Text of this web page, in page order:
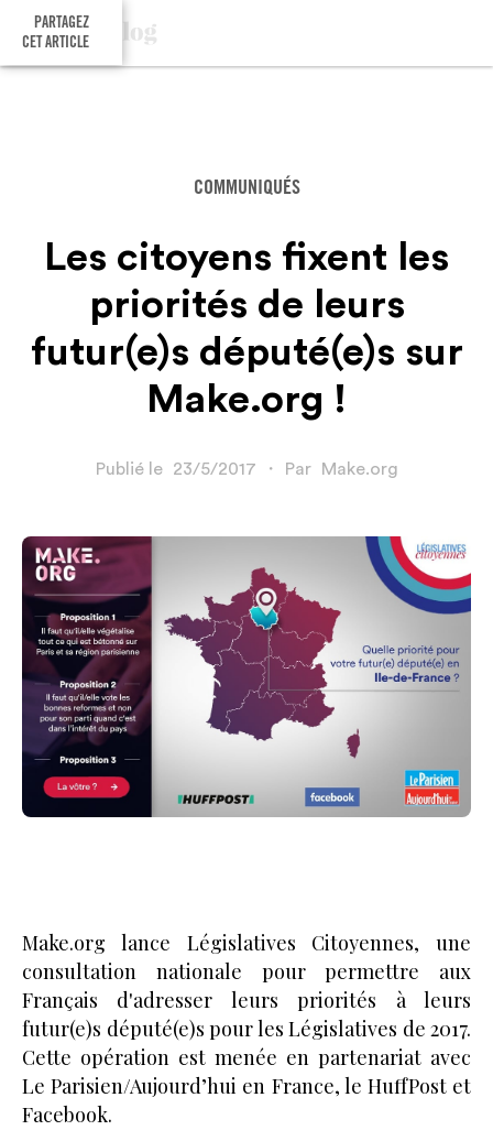
PARTAGEZ
CET ARTICLE
COMMUNIQUÉS
Les citoyens fixent les
priorités de leurs
futur(e)s député(e)s sur
Make.org !
Publié le 23/5/2017 ・ Par Make.org
Make.org lance Législatives Citoyennes, une
consultation nationale pour permettre aux
Français d'adresser leurs priorités à leurs
futur(e)s député(e)s pour les Législatives de 2017.
Cette opération est menée en partenariat avec
Le Parisien/Aujourd’hui en France, le HuffPost et
Facebook.